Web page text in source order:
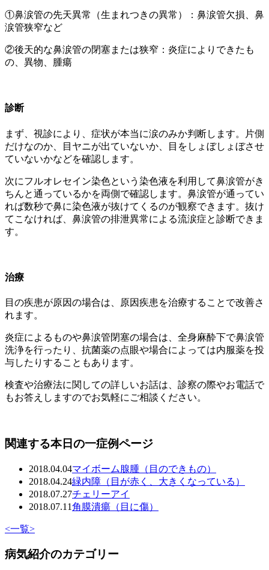
①鼻涙管の先天異常（生まれつきの異常）：鼻涙管欠損、鼻
涙管狭窄など
②後天的な鼻涙管の閉塞または狭窄：炎症によりできたも
の、異物、腫瘍
診断
まず、視診により、症状が本当に涙のみか判断します。片側
だけなのか、目ヤニが出ていないか、目をしょぼしょぼさせ
ていないかなどを確認します。
次にフルオレセイン染色という染色液を利用して鼻涙管がき
ちんと通っているかを両側で確認します。鼻涙管が通ってい
れば数秒で鼻に染色液が抜けてくるのが観察できます。抜け
てこなければ、鼻涙管の排泄異常による流涙症と診断できま
す。
治療
目の疾患が原因の場合は、原因疾患を治療することで改善さ
れます。
炎症によるものや鼻涙管閉塞の場合は、全身麻酔下で鼻涙管
洗浄を行ったり、抗菌薬の点眼や場合によっては内服薬を投
与したりすることもあります。
検査や治療法に関しての詳しいお話は、診察の際やお電話で
もお答えしますのでお気軽にご相談ください。
関連する本日の一症例ページ
2018.04.04マイボーム腺腫（目のできもの）
2018.04.24緑内障（目が赤く、大きくなっている）
2018.07.27チェリーアイ
2018.07.11角膜潰瘍（目に傷）
<一覧>
病気紹介のカテゴリー